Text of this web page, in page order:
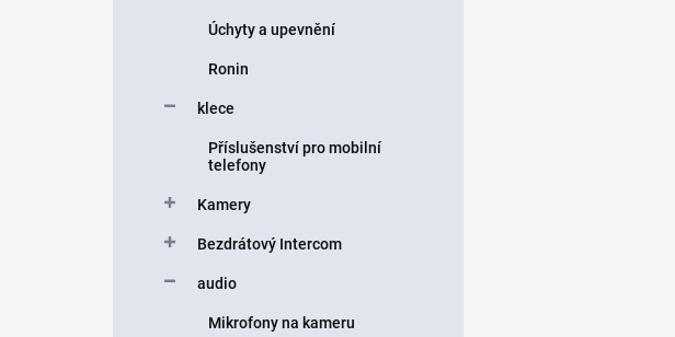
Úchyty a upevnění
Ronin
klece
Příslušenství pro mobilní
telefony
Kamery
Bezdrátový Intercom
audio
Mikrofony na kameru